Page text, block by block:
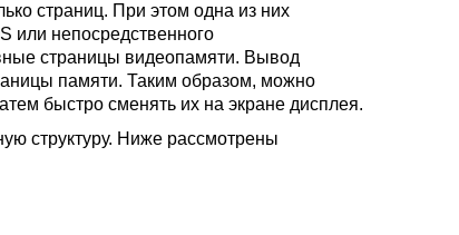
страниц. При этом одна из них
или непосредственного
страницы видеопамяти. Вывод
памяти. Таким образом, можно
быстро сменять их на экране дисплея.
структуру. Ниже рассмотрены